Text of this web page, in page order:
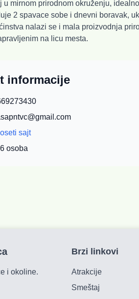
u mirnom prirodnom okruženju,
2 spavace sobe i dnevni boravak,
nalazi se i mala proizvodnja
na licu mesta.
informacije
sajt
6 osoba
i okoline.
Brzi linkovi
Atrakcije
Smeštaj